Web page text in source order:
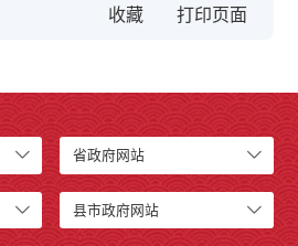
收藏
省政府网站
县市政府网站